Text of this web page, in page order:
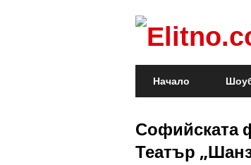
Начало
Софийската
Театър